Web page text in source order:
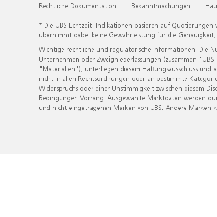
Rechtliche Dokumentation | Bekanntmachungen |
* Die UBS Echtzeit- Indikationen basieren auf
übernimmt dabei keine Gewährleistung für die
Wichtige rechtliche und regulatorische Informationen. Die
Unternehmen oder Zweigniederlassungen (zusammen
"Materialien"), unterliegen diesem Haftungsausschluss
nicht in allen Rechtsordnungen oder an bestimmte
Widerspruchs oder einer Unstimmigkeit zwischen diesem
Bedingungen Vorrang. Ausgewählte Marktdaten werden
und nicht eingetragenen Marken von UBS. Andere Marken